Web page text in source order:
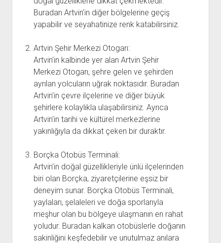
Buradan Artvin'in diğer bölgelerine geçiş
yapabilir ve seyahatinize renk katabilirsiniz.
Artvin Şehir Merkezi Otogarı:
Artvin'in kalbinde yer alan Artvin Şehir
Merkezi Otogarı, şehre gelen ve şehirden
ayrılan yolcuların uğrak noktasıdır. Buradan
Artvin'in çevre ilçelerine ve diğer büyük
şehirlere kolaylıkla ulaşabilirsiniz. Ayrıca
Artvin'in tarihi ve kültürel merkezlerine
yakınlığıyla da dikkat çeken bir duraktır.
Borçka Otobüs Terminali:
Artvin'in doğal güzellikleriyle ünlü ilçelerinden
biri olan Borçka, ziyaretçilerine eşsiz bir
deneyim sunar. Borçka Otobüs Terminali,
yaylaları, şelaleleri ve doğa sporlarıyla
meşhur olan bu bölgeye ulaşmanın en rahat
yoludur. Buradan kalkan otobüslerle doğanın
sakinliğini keşfedebilir ve unutulmaz anılara